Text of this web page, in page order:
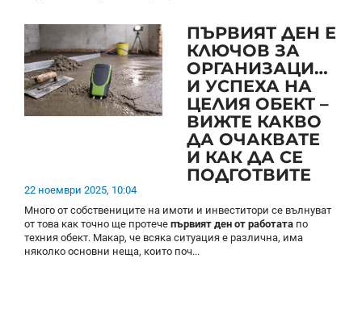
ПЪРВИЯТ ДЕН Е
КЛЮЧОВ ЗА
ОРГАНИЗАЦИЯТА
И УСПЕХА НА
ЦЕЛИЯ ОБЕКТ –
ВИЖТЕ КАКВО
ДА ОЧАКВАТЕ
И КАК ДА СЕ
ПОДГОТВИТЕ
22 ноември 2025, 10:04
Много от собствениците на имоти и инвеститори се вълнуват
от това как точно ще протече първият ден от работата по
техния обект. Макар, че всяка ситуация е различна, има
няколко основни неща, които поч...